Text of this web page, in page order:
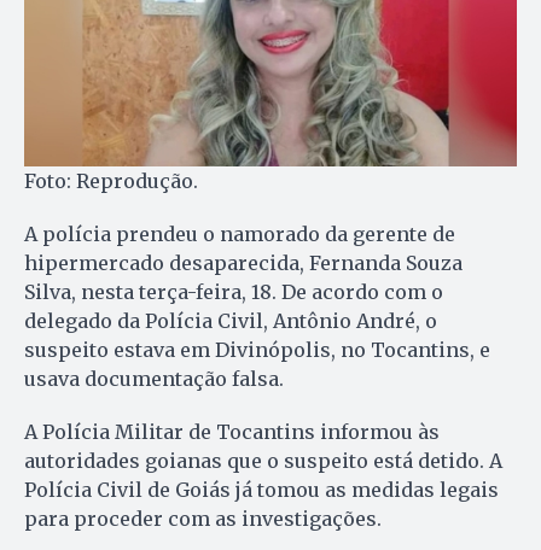
Foto: Reprodução.
A polícia prendeu o namorado da gerente de
hipermercado desaparecida, Fernanda Souza
Silva, nesta terça-feira, 18. De acordo com o
delegado da Polícia Civil, Antônio André, o
suspeito estava em Divinópolis, no Tocantins, e
usava documentação falsa.
A Polícia Militar de Tocantins informou às
autoridades goianas que o suspeito está detido. A
Polícia Civil de Goiás já tomou as medidas legais
para proceder com as investigações.